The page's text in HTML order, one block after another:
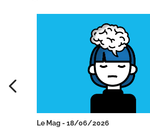
Le Mag - 18/06/2026